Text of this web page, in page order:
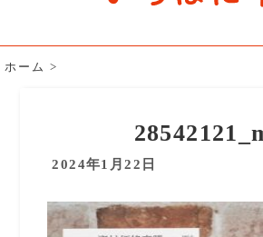
ホーム >
2024年1月22日